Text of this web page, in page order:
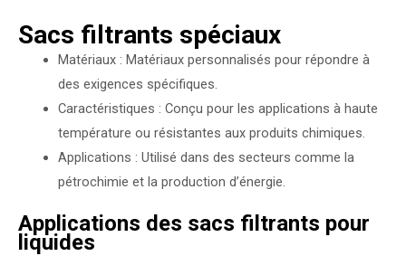
Sacs filtrants spéciaux
Matériaux : Matériaux personnalisés pour répondre à
des exigences spécifiques.
Caractéristiques : Conçu pour les applications à haute
température ou résistantes aux produits chimiques.
Applications : Utilisé dans des secteurs comme la
pétrochimie et la production d’énergie.
Applications des sacs filtrants pour
liquides